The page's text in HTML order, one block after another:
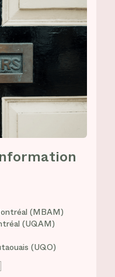
(MBAM)
(UQAM)
(UQO)